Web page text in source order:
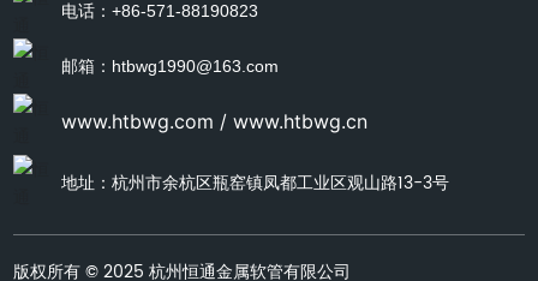
电话：+86-571-88190823
邮箱：htbwg1990@163.com
www.htbwg.com /www.htbwg.cn
地址：杭州市余杭区瓶窑镇凤都工业区观山路13-3号
版权所有 © 2025 杭州恒通金属软管有限公司